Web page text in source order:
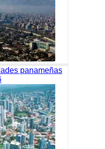
panameñas